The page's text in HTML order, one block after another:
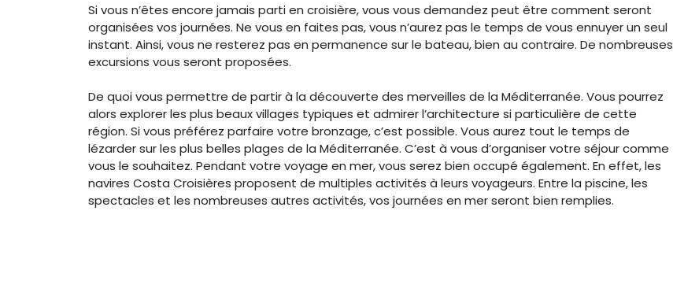
Si vous n’êtes encore jamais parti en croisière, vous vous demandez peut être comment seront
organisées vos journées. Ne vous en faites pas, vous n’aurez pas le temps de vous ennuyer un seul
instant. Ainsi, vous ne resterez pas en permanence sur le bateau, bien au contraire. De nombreuses
excursions vous seront proposées.
De quoi vous permettre de partir à la découverte des merveilles de la Méditerranée. Vous pourrez
alors explorer les plus beaux villages typiques et admirer l’architecture si particulière de cette
région. Si vous préférez parfaire votre bronzage, c’est possible. Vous aurez tout le temps de
lézarder sur les plus belles plages de la Méditerranée. C’est à vous d’organiser votre séjour comme
vous le souhaitez. Pendant votre voyage en mer, vous serez bien occupé également. En effet, les
navires Costa Croisières proposent de multiples activités à leurs voyageurs. Entre la piscine, les
spectacles et les nombreuses autres activités, vos journées en mer seront bien remplies.